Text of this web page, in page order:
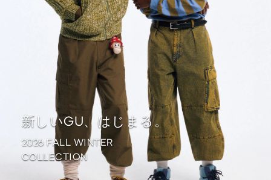
新しいGU、はじまる。
2026 FALL WINTER
COLLECTION